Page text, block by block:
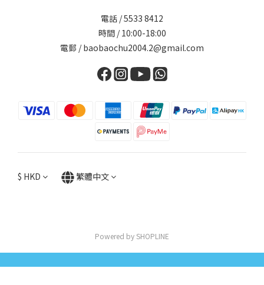
電話 / 5533 8412
時間 / 10:00-18:00
電郵 / baobaochu2004.2@gmail.com
$ HKD 繁體中文
Powered by SHOPLINE